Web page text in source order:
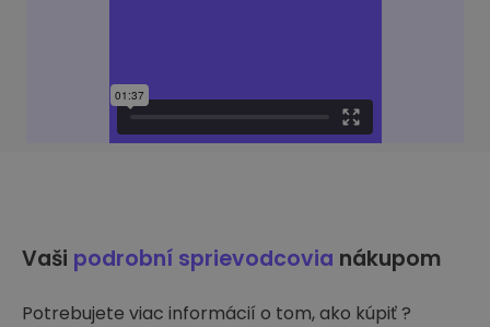
Vaši podrobní sprievodcovia nákupom
Potrebujete viac informácií o tom, ako kúpiť ?